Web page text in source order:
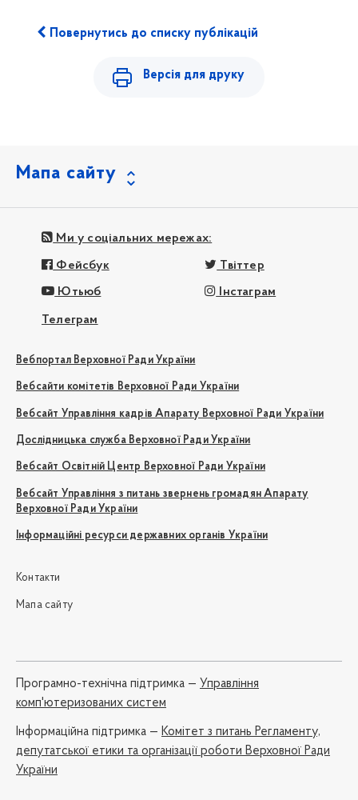
Повернутись до списку публікацій
Версія для друку
Мапа сайту
Ми у соціальних мережах:
Фейсбук Твіттер
Ютьюб Інстаграм
Телеграм
Вебпортал Верховної Ради України
Вебсайти комітетів Верховної Ради України
Вебсайт Управління кадрів Апарату Верховної Ради України
Дослідницька служба Верховної Ради України
Вебсайт Освітній Центр Верховної Ради України
Вебсайт Управління з питань звернень громадян Апарату
Верховної Ради України
Інформаційні ресурси державних органів України
Контакти
Мапа сайту
Програмно-технічна підтримка — Управління
комп'ютеризованих систем
Iнформаційна підтримка — Комітет з питань Регламенту,
депутатської етики та організації роботи Верховної Ради
України